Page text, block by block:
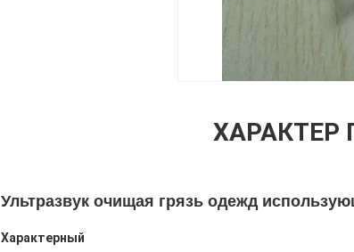
ХАРАКТЕР
Ультразвук очищая грязь одежд
Характерный